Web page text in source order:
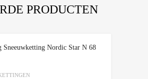
PRODUCTEN